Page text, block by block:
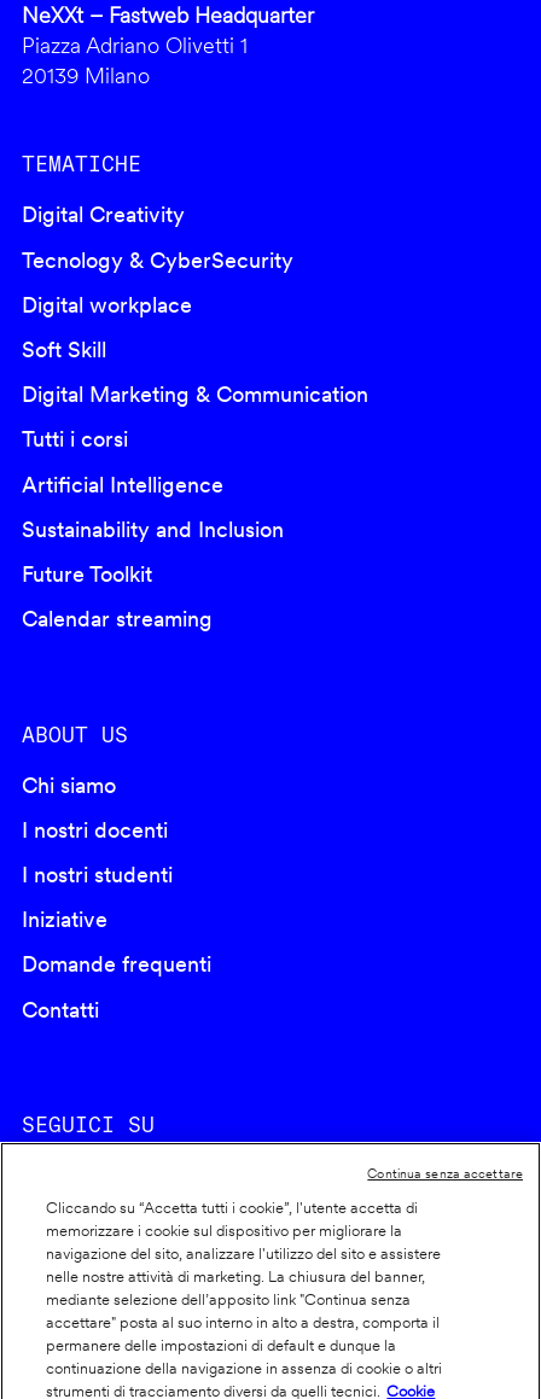
NeXXt – Fastweb Headquarter
Piazza Adriano Olivetti 1
20139 Milano
TEMATICHE
Digital Creativity
Tecnology & CyberSecurity
Digital workplace
Soft Skill
Digital Marketing & Communication
Tutti i corsi
Artificial Intelligence
Sustainability and Inclusion
Future Toolkit
Calendar streaming
ABOUT US
Chi siamo
I nostri docenti
I nostri studenti
Iniziative
Domande frequenti
Contatti
SEGUICI SU
Footer
info
Cookie policy
Dichiarazione di accessibilità
Privacy
Cliccando su “Accetta tutti i cookie”, l'utente accetta di
memorizzare i cookie sul dispositivo per migliorare la
navigazione del sito, analizzare l'utilizzo del sito e assistere
nelle nostre attività di marketing. La chiusura del banner,
mediante selezione dell’apposito link "Continua senza
accettare" posta al suo interno in alto a destra, comporta il
permanere delle impostazioni di default e dunque la
continuazione della navigazione in assenza di cookie o altri
strumenti di tracciamento diversi da quelli tecnici.
Cookie
Continua senza accettare